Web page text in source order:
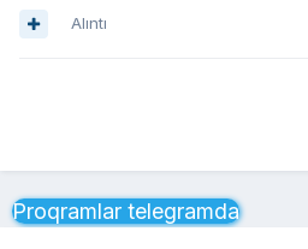
Alıntı
Proqramlar telegramda